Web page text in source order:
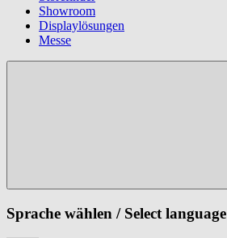
Showroom
Displaylösungen
Messe
Sprache wählen / Select language